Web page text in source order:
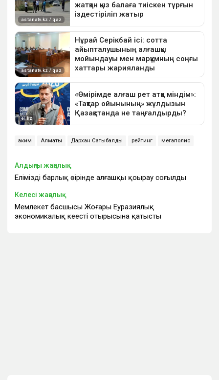
аким Алматы Дархан Сатыбалды рейтинг мегаполис
Алдыңғы жаңалық
Еліміздің барлық өңірінде алғашқы қоңырау соғылды
Келесі жаңалық
Мемлекет басшысы Жоғары Еуразиялық
экономикалық кеңестің отырысына қатысты